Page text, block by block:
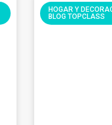
HOGAR Y
BLOG TOPCLASS